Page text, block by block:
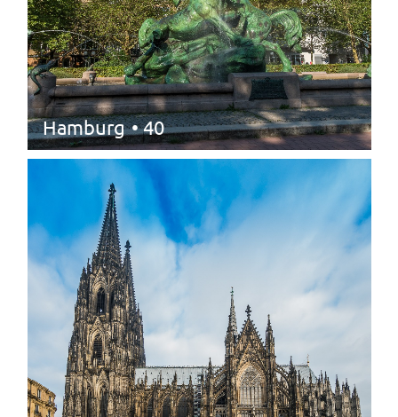
Hamburg • 40